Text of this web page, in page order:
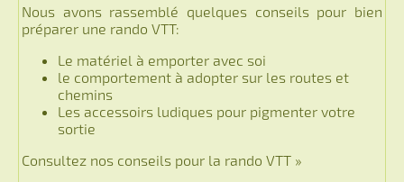
Nous avons rassemblé quelques conseils pour bien
préparer une rando VTT:
Le matériel à emporter avec soi
le comportement à adopter sur les routes et
chemins
Les accessoirs ludiques pour pigmenter votre
sortie
Consultez nos conseils pour la rando VTT »